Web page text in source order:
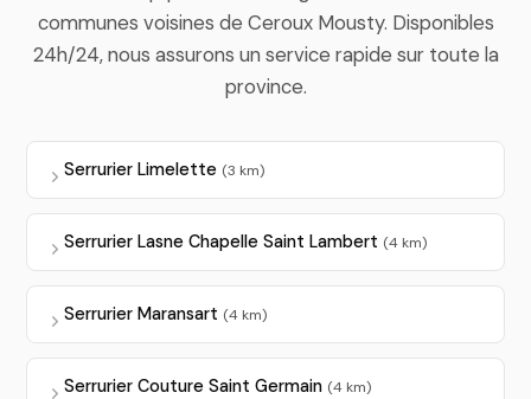
communes voisines de Ceroux Mousty. Disponibles
24h/24, nous assurons un service rapide sur toute la
province.
Serrurier Limelette (3 km)
Serrurier Lasne Chapelle Saint Lambert (4 km)
Serrurier Maransart (4 km)
Serrurier Couture Saint Germain (4 km)